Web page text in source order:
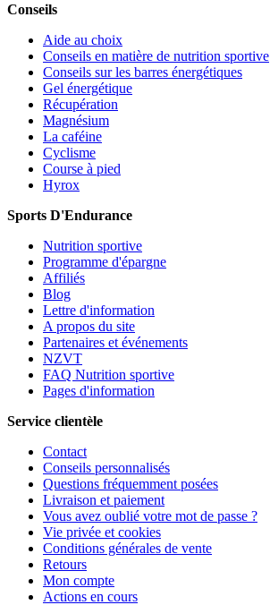
Conseils
Aide au choix
Conseils en matière de nutrition sportive
Conseils sur les barres énergétiques
Gel énergétique
Récupération
Magnésium
La caféine
Cyclisme
Course à pied
Hyrox
Sports D'Endurance
Nutrition sportive
Programme d'épargne
Affiliés
Blog
Lettre d'information
A propos du site
Partenaires et événements
NZVT
FAQ Nutrition sportive
Pages d'information
Service clientèle
Contact
Conseils personnalisés
Questions fréquemment posées
Livraison et paiement
Vous avez oublié votre mot de passe ?
Vie privée et cookies
Conditions générales de vente
Retours
Mon compte
Actions en cours